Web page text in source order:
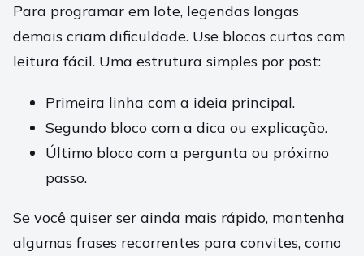
Para programar em lote, legendas longas
demais criam dificuldade. Use blocos curtos com
leitura fácil. Uma estrutura simples por post:
Primeira linha com a ideia principal.
Segundo bloco com a dica ou explicação.
Último bloco com a pergunta ou próximo
passo.
Se você quiser ser ainda mais rápido, mantenha
algumas frases recorrentes para convites, como